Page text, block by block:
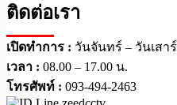
ติดต่อเรา
เปิดทำการ : วันจันทร์ – วันเสาร์
เวลา : 08.00 – 17.00 น.
โทรศัพท์ : 093-494-2463